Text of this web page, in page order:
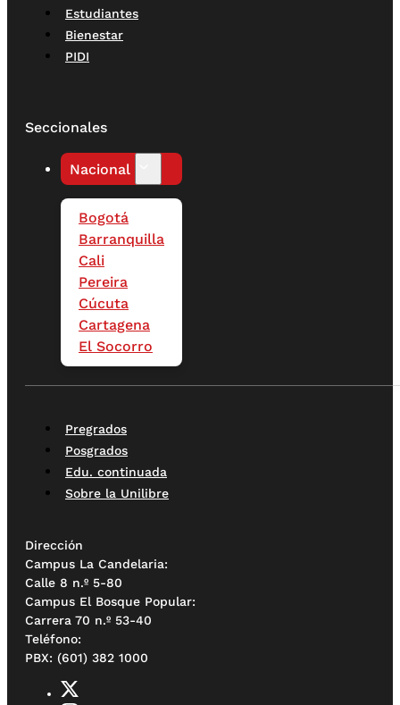
Estudiantes
Bienestar
PIDI
Seccionales
Nacional
Bogotá
Barranquilla
Cali
Pereira
Cúcuta
Cartagena
El Socorro
Pregrados
Posgrados
Edu. continuada
Sobre la Unilibre
Dirección
Campus La Candelaria:
Calle 8 n.º 5-80
Campus El Bosque Popular:
Carrera 70 n.º 53-40
Teléfono:
PBX: (601) 382 1000